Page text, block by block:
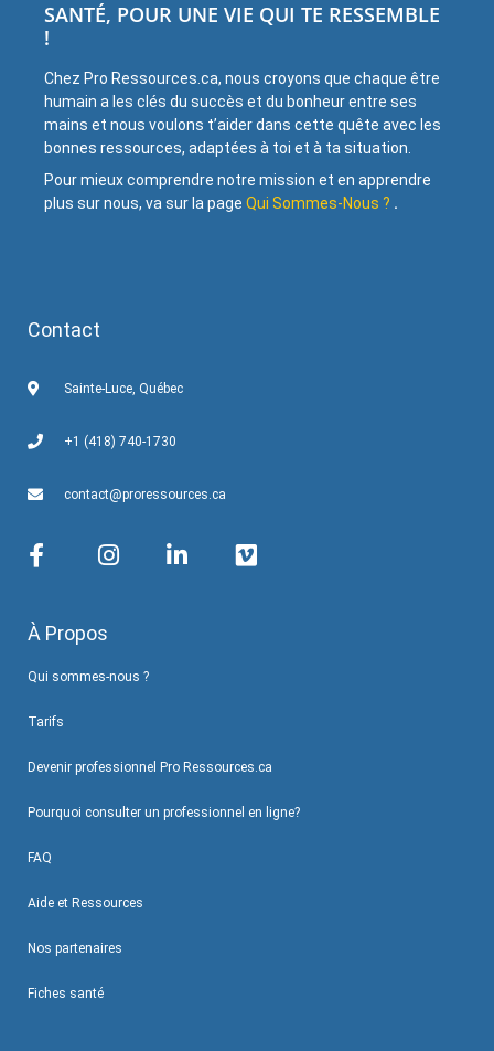
SANTÉ, POUR UNE VIE QUI TE RESSEMBLE
!
Chez Pro Ressources.ca, nous croyons que chaque être
humain a les clés du succès et du bonheur entre ses
mains et nous voulons t’aider dans cette quête avec les
bonnes ressources, adaptées à toi et à ta situation.
Pour mieux comprendre notre mission et en apprendre
plus sur nous, va sur la page Qui Sommes-Nous ? .
Contact
Sainte-Luce, Québec
+1 (418) 740-1730
contact@proressources.ca
À Propos
Qui sommes-nous ?
Tarifs
Devenir professionnel Pro Ressources.ca
Pourquoi consulter un professionnel en ligne?
FAQ
Aide et Ressources
Nos partenaires
Fiches santé